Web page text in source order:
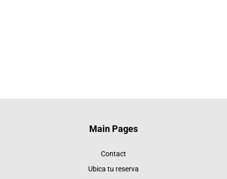
Main Pages
Contact
Ubica tu reserva